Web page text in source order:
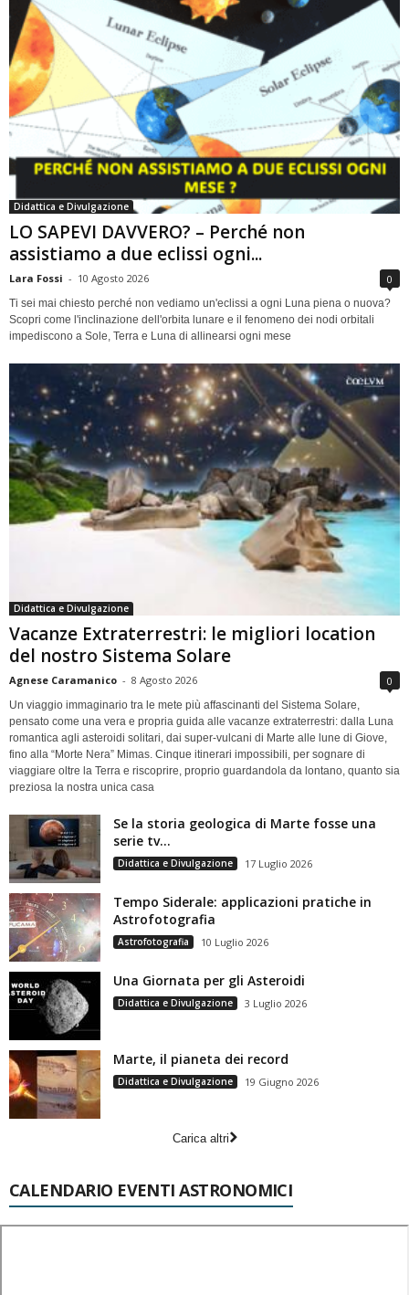
Didattica e Divulgazione
LO SAPEVI DAVVERO? – Perché non
assistiamo a due eclissi ogni...
Lara Fossi - 10 Agosto 2026 0
Ti sei mai chiesto perché non vediamo un'eclissi a ogni Luna piena o nuova?
Scopri come l'inclinazione dell'orbita lunare e il fenomeno dei nodi orbitali
impediscono a Sole, Terra e Luna di allinearsi ogni mese
Didattica e Divulgazione
Vacanze Extraterrestri: le migliori location
del nostro Sistema Solare
Agnese Caramanico - 8 Agosto 2026 0
Un viaggio immaginario tra le mete più affascinanti del Sistema Solare,
pensato come una vera e propria guida alle vacanze extraterrestri: dalla Luna
romantica agli asteroidi solitari, dai super-vulcani di Marte alle lune di Giove,
fino alla “Morte Nera” Mimas. Cinque itinerari impossibili, per sognare di
viaggiare oltre la Terra e riscoprire, proprio guardandola da lontano, quanto sia
preziosa la nostra unica casa
Se la storia geologica di Marte fosse una
serie tv…
Didattica e Divulgazione 17 Luglio 2026
Tempo Siderale: applicazioni pratiche in
Astrofotografia
Astrofotografia 10 Luglio 2026
Una Giornata per gli Asteroidi
Didattica e Divulgazione 3 Luglio 2026
Marte, il pianeta dei record
Didattica e Divulgazione 19 Giugno 2026
Carica altri
CALENDARIO EVENTI ASTRONOMICI